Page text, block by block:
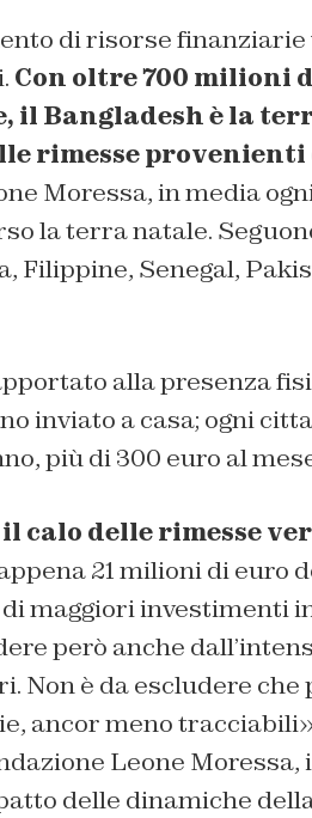
di risorse finanziarie
Con oltre 700 milioni
il Bangladesh è la
rimesse provenienti
Moressa, in media
la terra natale.
Filippine, Senegal,
alla presenza
inviato a casa; ogni
più di 300 euro al
il calo delle rimesse
21 milioni di euro
maggiori investimenti
però anche
Non è da escludere
ancor meno
Leone
delle dinamiche